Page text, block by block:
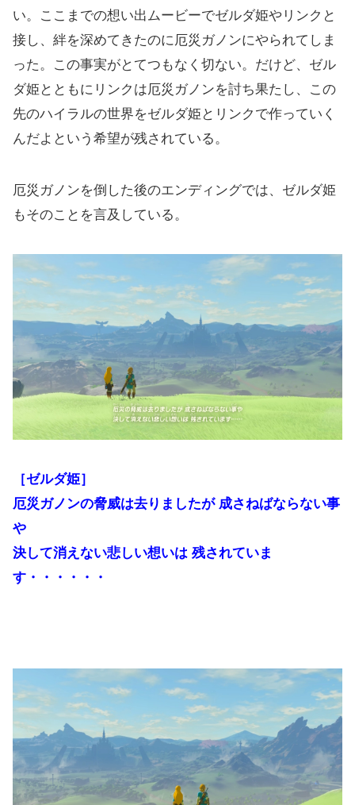
い。ここまでの想い出ムービーでゼルダ姫やリンクと
接し、絆を深めてきたのに厄災ガノンにやられてしま
った。この事実がとてつもなく切ない。だけど、ゼル
ダ姫とともにリンクは厄災ガノンを討ち果たし、この
先のハイラルの世界をゼルダ姫とリンクで作っていく
んだよという希望が残されている。
厄災ガノンを倒した後のエンディングでは、ゼルダ姫
もそのことを言及している。
［ゼルダ姫］
厄災ガノンの脅威は去りましたが 成さねばならない事
や
決して消えない悲しい想いは 残されていま
す・・・・・・